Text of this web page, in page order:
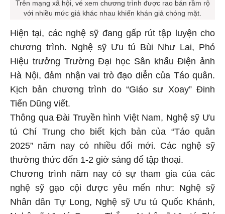
với nhiều mức giá khác nhau khiến khán giả chóng mặt.
Hiện tại, các nghệ sỹ đang gấp rút tập luyện cho
chương trình. Nghệ sỹ Ưu tú Bùi Như Lai, Phó
Hiệu trưởng Trường Đại học Sân khấu Điện ảnh
Hà Nội, đảm nhận vai trò đạo diễn của Táo quân.
Kịch bản chương trình do “Giáo sư Xoay” Đinh
Tiến Dũng viết.
Thông qua Đài Truyền hình Việt Nam, Nghệ sỹ Ưu
tú Chí Trung cho biết kịch bản của “Táo quân
2025” năm nay có nhiều đổi mới. Các nghệ sỹ
thường thức đến 1-2 giờ sáng để tập thoại.
Chương trình năm nay có sự tham gia của các
nghệ sỹ gạo cội được yêu mến như: Nghệ sỹ
Nhân dân Tự Long, Nghệ sỹ Ưu tú Quốc Khánh,